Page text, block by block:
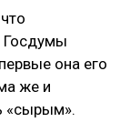
Госдумы
она его
же и
«сырым».